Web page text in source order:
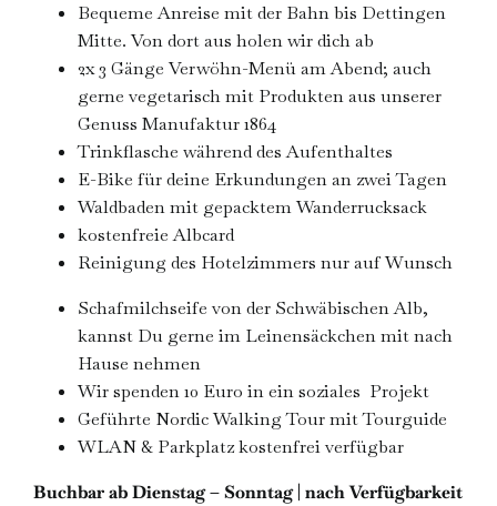
Bequeme Anreise mit der Bahn bis Dettingen
Mitte. Von dort aus holen wir dich ab
2x 3 Gänge Verwöhn-Menü am Abend; auch
gerne vegetarisch mit Produkten aus unserer
Genuss Manufaktur 1864
Trinkflasche während des Aufenthaltes
E-Bike für deine Erkundungen an zwei Tagen
Waldbaden mit gepacktem Wanderrucksack
kostenfreie Albcard
Reinigung des Hotelzimmers nur auf Wunsch
Schafmilchseife von der Schwäbischen Alb,
kannst Du gerne im Leinensäckchen mit nach
Hause nehmen
Wir spenden 10 Euro in ein soziales Projekt
Geführte Nordic Walking Tour mit Tourguide
WLAN & Parkplatz kostenfrei verfügbar
Buchbar ab Dienstag – Sonntag | nach Verfügbarkeit